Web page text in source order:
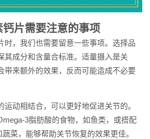
片需要注意的事项
时，我们也需要留意一些事项。选择品
其成分和含量合标准。适量摄入是关
带来额外的效果，反而可能造成不必要
动相结合，可以更好地促进关节的。
3脂肪酸的食物，如鱼类，或搭配
菜，能够帮助关节恢复的效果更佳。